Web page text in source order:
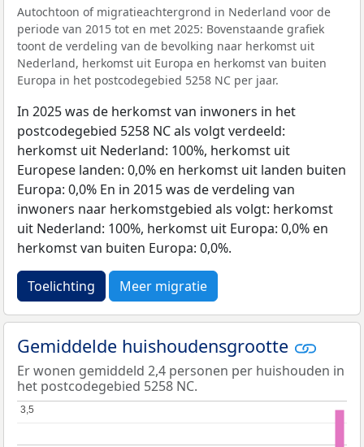
Autochtoon of migratieachtergrond in Nederland voor de
periode van 2015 tot en met 2025: Bovenstaande grafiek
toont de verdeling van de bevolking naar herkomst uit
Nederland, herkomst uit Europa en herkomst van buiten
Europa in het postcodegebied 5258 NC per jaar.
In 2025 was de herkomst van inwoners in het
postcodegebied 5258 NC als volgt verdeeld:
herkomst uit Nederland: 100%, herkomst uit
Europese landen: 0,0% en herkomst uit landen buiten
Europa: 0,0% En in 2015 was de verdeling van
inwoners naar herkomstgebied als volgt: herkomst
uit Nederland: 100%, herkomst uit Europa: 0,0% en
herkomst van buiten Europa: 0,0%.
Toelichting Meer migratie
Gemiddelde huishoudensgrootte
Er wonen gemiddeld 2,4 personen per huishouden in
het postcodegebied 5258 NC.
3,5
3,5